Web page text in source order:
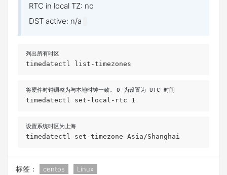
RTC in local TZ: no
DST active: n/a
timedatectl list-timezones
timedatectl set-local-rtc 1
timedatectl set-timezone Asia/Shanghai
标签： centos Linux